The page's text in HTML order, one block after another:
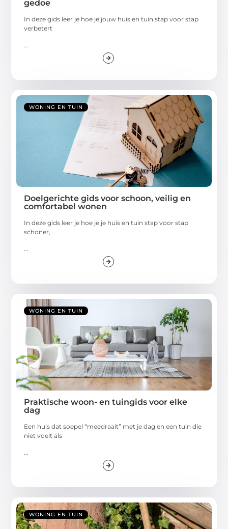
gedoe
In deze gids leer je hoe je jouw huis en tuin stap voor stap
verbetert
WONING EN TUIN
Doelgerichte gids voor schoon, veilig en
comfortabel wonen
In deze gids leer je hoe je je huis en tuin stap voor stap
schoner,
WONING EN TUIN
Praktische woon- en tuingids voor elke
dag
Een huis dat soepel “meedraait” met je dag en een tuin die
niet voelt als
WONING EN TUIN